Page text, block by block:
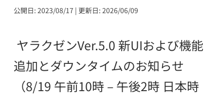
先
の
自
動
公開日: 2023/08/17 | 更新日: 2026/06/09
ヤラクゼンVer.5.0 新UIおよび機能
追加とダウンタイムのお知らせ
（8/19 午前10時 – 午後2時 日本時